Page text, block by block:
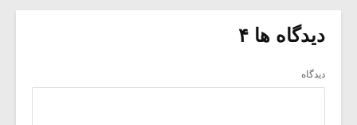
دیدگاه ها ۴
دیدگاه